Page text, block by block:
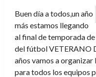
Buen día a todos,un año
más estamos llegando
al final de temporada
del fútbol VETERANO
años vamos a
para todos los equipos